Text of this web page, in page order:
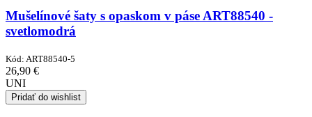
Mušelínové šaty s opaskom v páse ART88540 -
svetlomodrá
Kód: ART88540-5
26,90 €
UNI
Pridať do wishlist